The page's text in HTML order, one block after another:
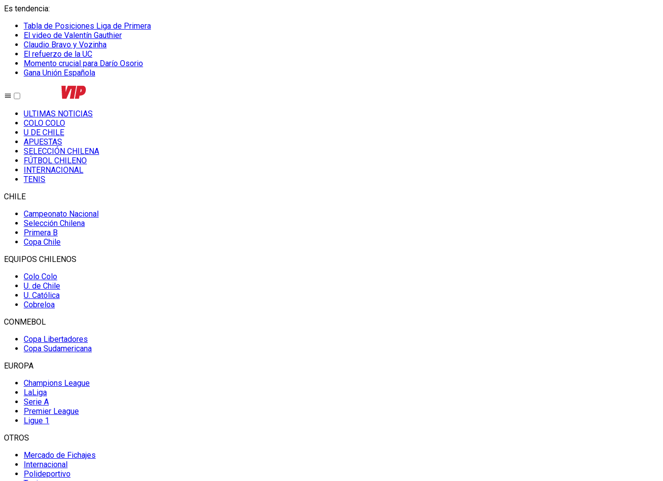
Es tendencia:
Tabla de Posiciones Liga de Primera
El video de Valentín Gauthier
Claudio Bravo y Vozinha
El refuerzo de la UC
Momento crucial para Darío Osorio
Gana Unión Española
ULTIMAS NOTICIAS
COLO COLO
U DE CHILE
APUESTAS
SELECCIÓN CHILENA
FÚTBOL CHILENO
INTERNACIONAL
TENIS
CHILE
Campeonato Nacional
Selección Chilena
Primera B
Copa Chile
EQUIPOS CHILENOS
Colo Colo
U. de Chile
U. Católica
Cobreloa
CONMEBOL
Copa Libertadores
Copa Sudamericana
EUROPA
Champions League
LaLiga
Serie A
Premier League
Ligue 1
OTROS
Mercado de Fichajes
Internacional
Polideportivo